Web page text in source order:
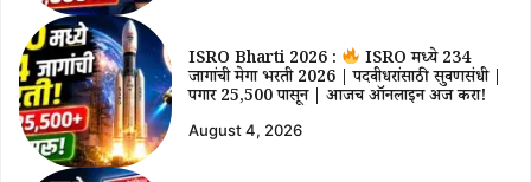
ISRO Bharti 2026 : ISRO मध्ये 234
जागांची मेगा भरती 2026 | पदवीधरांसाठी सुवर्णसंधी |
पगार ₹25,500 पासून | आजच ऑनलाईन अर्ज करा!
August 4, 2026